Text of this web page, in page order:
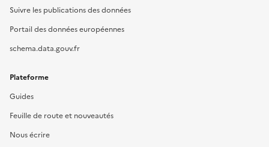
Suivre les publications des données
Portail des données européennes
schema.data.gouv.fr
Plateforme
Guides
Feuille de route et nouveautés
Nous écrire